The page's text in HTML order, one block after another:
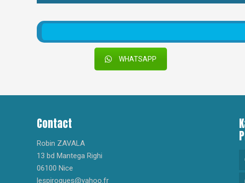
WHATSAPP
Contact
Robin ZAVALA
13 bd Mantega Righi
06100 Nice
lespirogues@yahoo.fr